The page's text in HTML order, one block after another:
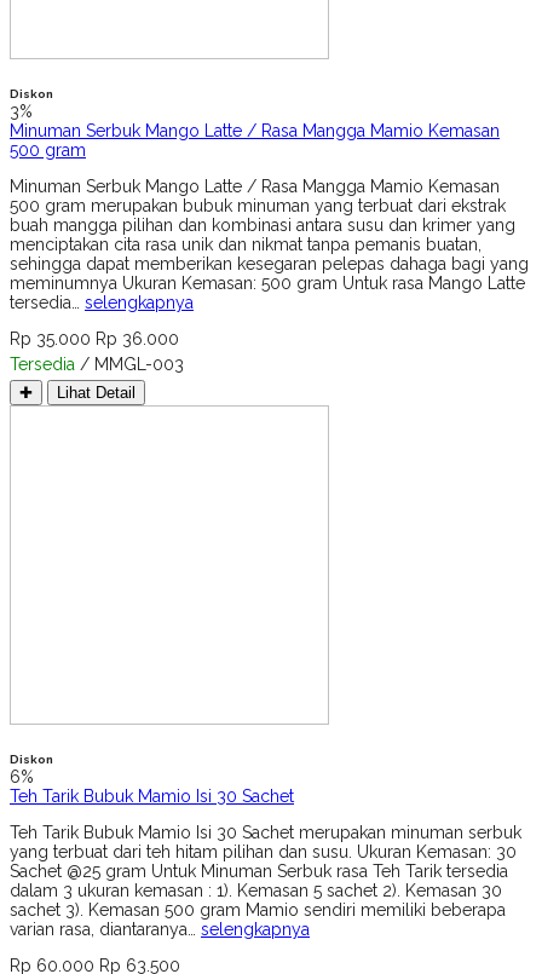
Diskon
3%
Minuman Serbuk Mango Latte / Rasa Mangga Mamio Kemasan
500 gram
Minuman Serbuk Mango Latte / Rasa Mangga Mamio Kemasan
500 gram merupakan bubuk minuman yang terbuat dari ekstrak
buah mangga pilihan dan kombinasi antara susu dan krimer yang
menciptakan cita rasa unik dan nikmat tanpa pemanis buatan,
sehingga dapat memberikan kesegaran pelepas dahaga bagi yang
meminumnya Ukuran Kemasan: 500 gram Untuk rasa Mango Latte
tersedia… selengkapnya
Rp 35.000 Rp 36.000
Tersedia / MMGL-003
✚ Lihat Detail
Diskon
6%
Teh Tarik Bubuk Mamio Isi 30 Sachet
Teh Tarik Bubuk Mamio Isi 30 Sachet merupakan minuman serbuk
yang terbuat dari teh hitam pilihan dan susu. Ukuran Kemasan: 30
Sachet @25 gram Untuk Minuman Serbuk rasa Teh Tarik tersedia
dalam 3 ukuran kemasan : 1). Kemasan 5 sachet 2). Kemasan 30
sachet 3). Kemasan 500 gram Mamio sendiri memiliki beberapa
varian rasa, diantaranya… selengkapnya
Rp 60.000 Rp 63.500